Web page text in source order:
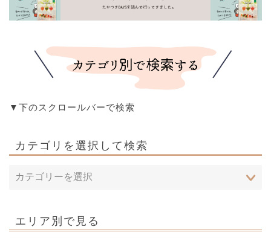
▼下のスクロールバーで検索
カテゴリを選択して検索
エリア別で見る